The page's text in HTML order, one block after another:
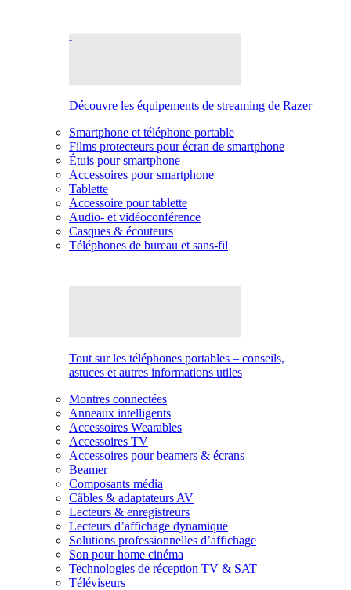
Découvre les équipements de streaming de Razer
Smartphone et téléphone portable
Films protecteurs pour écran de smartphone
Étuis pour smartphone
Accessoires pour smartphone
Tablette
Accessoire pour tablette
Audio- et vidéoconférence
Casques & écouteurs
Téléphones de bureau et sans-fil
Tout sur les téléphones portables – conseils,
astuces et autres informations utiles
Montres connectées
Anneaux intelligents
Accessoires Wearables
Accessoires TV
Accessoires pour beamers & écrans
Beamer
Composants média
Câbles & adaptateurs AV
Lecteurs & enregistreurs
Lecteurs d’affichage dynamique
Solutions professionnelles d’affichage
Son pour home cinéma
Technologies de réception TV & SAT
Téléviseurs